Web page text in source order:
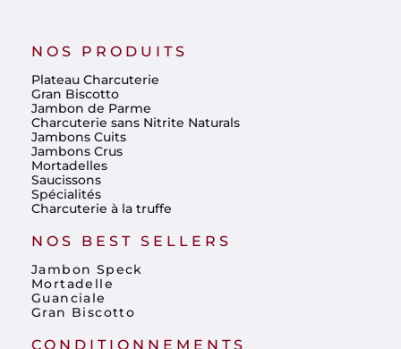
NOS PRODUITS
Plateau Charcuterie
Gran Biscotto
Jambon de Parme
Charcuterie sans Nitrite Naturals
Jambons Cuits
Jambons Crus
Mortadelles
Saucissons
Spécialités
Charcuterie à la truffe
NOS BEST SELLERS
Jambon Speck
Mortadelle
Guanciale
Gran Biscotto
CONDITIONNEMENTS